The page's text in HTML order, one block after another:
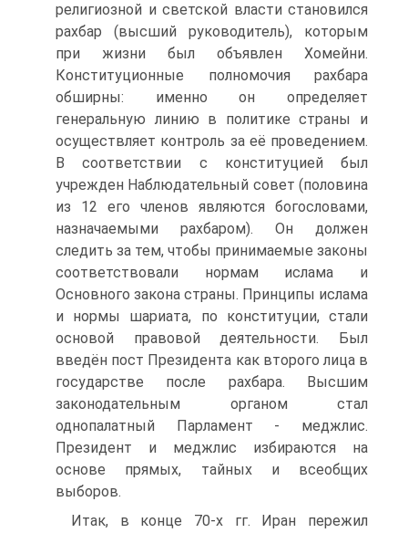
религиозной и свет­ской власти становился
рахбар (высший руководитель), которым
при жизни был объявлен Хомейни.
Конституционные полномочия рахбара
обширны: именно он определяет
генеральную линию в политике страны и
осуществляет контроль за её проведением.
В соответствии с конституцией был
учрежден Наблюдатель­ный совет (половина
из 12 его членов являются богословами,
назначаемыми рах­баром). Он должен
следить за тем, чтобы принимаемые законы
соответствовали нормам ислама и
Основного закона страны. Принципы ислама
и нормы шариата, по конституции, стали
основой правовой деятельности. Был
введён пост Прези­дента как второго лица в
государстве после рахбара. Высшим
законодательным органом стал
однопалатный Парламент - меджлис.
Президент и меджлис изби­раются на
основе прямых, тайных и всеобщих
выборов.
Итак, в конце 70-х гг. Иран пережил